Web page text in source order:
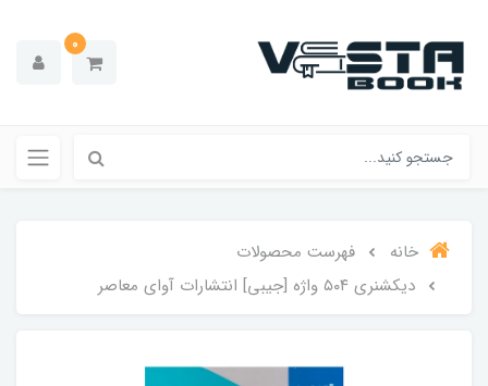
0
خانه
فهرست محصولات
دیکشنری ۵۰۴ واژه [جیبی] انتشارات‌‌ آوای معاصر